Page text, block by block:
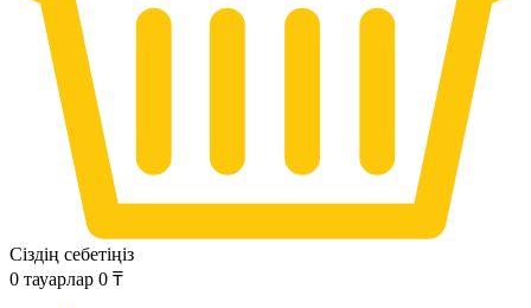
Сіздің себетіңіз
0 тауарлар 0 ₸